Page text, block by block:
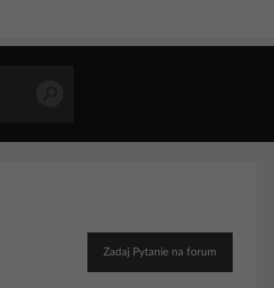
Zadaj Pytanie na forum